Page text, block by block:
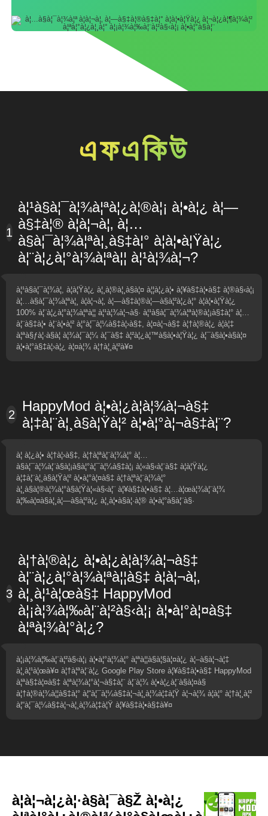
এফএকিউ
1
à¦¹à§à¦¯à¦¾à¦ªà¦¿à¦®à¦¡ à¦•à¦¿ à¦—
à§‡à¦® à¦à¦¬à¦‚ à¦…
à§à¦¯à¦¾à¦ªà¦¸à§‡à¦° à¦à¦•à¦Ÿà¦¿
à¦¨à¦¿à¦°à¦¾à¦ªà¦¦ à¦¹à¦¾à¦¬?
à¦¹à§à¦¯à¦¾à¦, à¦à¦Ÿà¦¿ à¦¸à¦®à¦¸à§à¦¤ à¦¦à¦¿à¦• à¦¥à§‡à¦•à§‡ à¦®à§‹à¦¡
à¦…à§à¦¯à¦¾à¦ªà¦¸ à¦à¦¬à¦‚ à¦—à§‡à¦®à¦—à§à¦²à¦¿à¦° à¦à¦•à¦Ÿà¦¿
100% à¦¨à¦¿à¦°à¦¾à¦ªà¦¦ à¦¹à¦¾à¦¬à§· à¦¹à§à¦¯à¦¾à¦ªà¦®à¦¡à§‡à¦° à¦…
à¦¨à§‡à¦• à¦¨à¦•à¦² à¦°à¦¯à¦¼à§‡à¦›à§‡, à¦¤à¦¬à§‡ à¦†à¦®à¦¿ à¦à¦‡
à¦ªà§ƒà¦·à§à¦ à¦¾à¦¯à¦¼ à¦¯à§‡ à¦²à¦¿à¦™à§à¦•à¦Ÿà¦¿ à¦¯à§à¦•à§à¦¤
à¦•à¦°à§‡à¦›à¦¿ à¦¤à¦¾ à¦†à¦¸à¦²à¥¤
2
HappyMod à¦•à¦¿à¦­à¦¾à¦¬à§‡
à¦‡à¦¨à¦¸à§à¦Ÿà¦² à¦•à¦°à¦¬à§‡à¦¨?
à¦ à¦¿à¦• à¦†à¦›à§‡, à¦†à¦ªà¦¨à¦¾à¦° à¦…
à§à¦¯à¦¾à¦¨à§à¦¡à§à¦°à¦¯à¦¼à§‡à¦¡ à¦«à§‹à¦¨à§‡ à¦à¦Ÿà¦¿
à¦‡à¦¨à¦¸à§à¦Ÿà¦² à¦•à¦°à¦¤à§‡ à¦†à¦ªà¦¨à¦¾à¦°
à¦¸à§à¦®à¦¾à¦°à§à¦Ÿà¦«à§‹à¦¨ à¦¥à§‡à¦•à§‡ à¦…à¦œà¦¾à¦¨à¦¾
à¦‰à¦¤à§à¦¸à¦—à§à¦²à¦¿ à¦¸à¦•à§à¦·à¦® à¦•à¦°à§à¦¨à§·
3
à¦†à¦®à¦¿ à¦•à¦¿à¦­à¦¾à¦¬à§‡
à¦¨à¦¿à¦°à¦¾à¦ªà¦¦à§‡ à¦à¦¬à¦‚
à¦¸à¦¹à¦œà§‡ HappyMod
à¦¡à¦¾à¦‰à¦¨à¦²à§‹à¦¡ à¦•à¦°à¦¤à§‡
à¦ªà¦¾à¦°à¦¿?
à¦¡à¦¾à¦‰à¦¨à¦²à§‹à¦¡ à¦•à¦°à¦¾à¦° à¦ªà¦¦à§à¦§à¦¤à¦¿ à¦–à§à¦¬à¦‡
à¦¸à¦¹à¦œà¥¤ à¦†à¦ªà¦¨à¦¿ Google Play Store à¦¥à§‡à¦•à§‡ HappyMod
à¦ªà§‡à¦¤à§‡ à¦ªà¦¾à¦°à¦¬à§‡à¦¨ à¦¨à¦¾ à¦•à¦¿à¦¨à§à¦¤à§
à¦†à¦®à¦¾à¦¦à§‡à¦° à¦“à¦¯à¦¼à§‡à¦¬à¦¸à¦¾à¦‡à¦Ÿ à¦¬à¦¾ à¦à¦° à¦†à¦¸à¦²
à¦“à¦¯à¦¼à§‡à¦¬à¦¸à¦¾à¦‡à¦Ÿ à¦¥à§‡à¦•à§‡à¥¤
à¦­à¦¬à¦¿à¦·à§à¦¯à§Ž à¦•à¦¿